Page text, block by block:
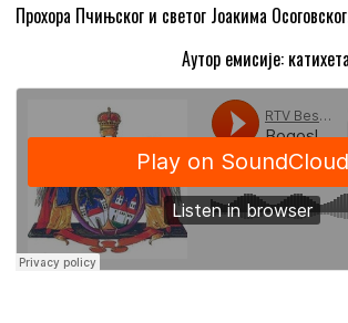
Прохора Пчињског и светог Јоакима
Аутор емисије: